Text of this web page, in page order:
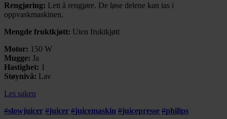
Rengjøring: Lett å rengjøre. De løse delene kan tas i
oppvaskmaskinen.
Mengde fruktkjøtt: Uten fruktkjøtt
Motor: 150 W
Mugge: Ja
Hastighet: 1
Støynivå: Lav
Les saken
#slowjuicer #juicer #juicemaskin #juicepresse #philips